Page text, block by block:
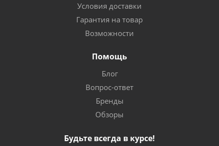
Условия доставки
Гарантия на товар
Возможности
Помощь
Блог
Вопрос-ответ
Бренды
Обзоры
Будьте всегда в курсе!